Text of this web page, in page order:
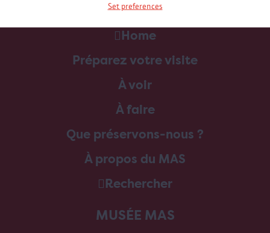
Set preferences
Home
Préparez votre visite
À voir
À faire
Que préservons-nous ?
À propos du MAS
Rechercher
MUSÉE MAS